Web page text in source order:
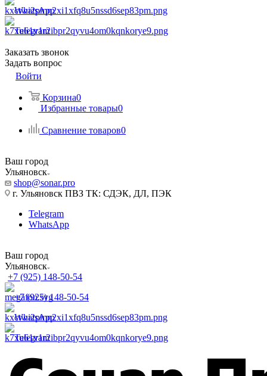
WhatsApp
Telegram
Заказать звонок
Задать вопрос
Войти
Корзина0
Избранные товары0
Сравнение товаров0
Ваш город
Ульяновск
shop@sonar.pro
г. Ульяновск ПВЗ ТК: СДЭК, ДЛ, ПЭК
Telegram
WhatsApp
Ваш город
Ульяновск
+7 (925) 148-50-54
+7 (925) 148-50-54
WhatsApp
Telegram